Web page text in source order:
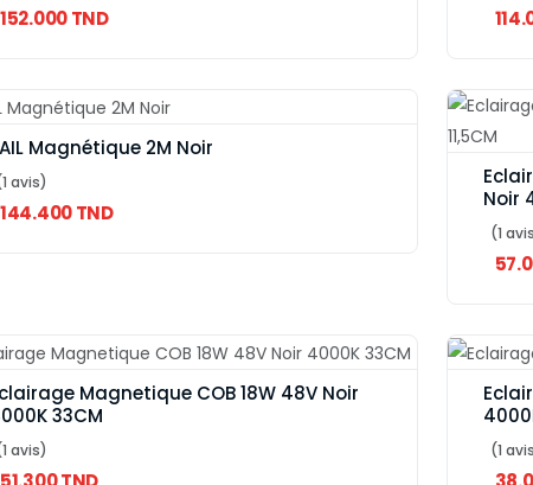
152.000 TND
Magnétique 2M Noir
avis)
144.400 TND
Noir
(1
Magnetique COB 18W 48V Noir
33CM
avis) (1